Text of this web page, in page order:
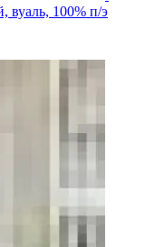
вуаль, 100% п/э